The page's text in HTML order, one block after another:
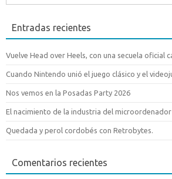
Entradas recientes
Vuelve Head over Heels, con una secuela oficial
Cuando Nintendo unió el juego clásico y el
Nos vemos en la Posadas Party 2026
El nacimiento de la industria del microordenador
Quedada y perol cordobés con Retrobytes.
Comentarios recientes